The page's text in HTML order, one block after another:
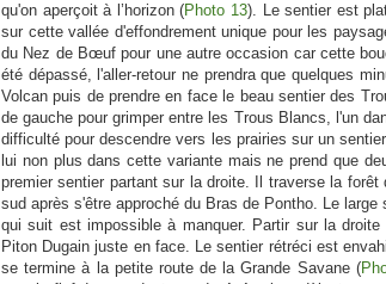
qu'on aperçoit à l’horizon (Photo 13). Le sentier est
sur cette vallée d'effondrement unique pour les
du Nez de Bœuf pour une autre occasion car cette
été dépassé, l'aller-retour ne prendra que quelques
Volcan puis de prendre en face le beau sentier des
de gauche pour grimper entre les Trous Blancs, l'un
difficulté pour descendre vers les prairies sur un
lui non plus dans cette variante mais ne prend que
premier sentier partant sur la droite. Il traverse la
sud après s'être approché du Bras de Pontho. Le
qui suit est impossible à manquer. Partir sur la
Piton Dugain juste en face. Le sentier rétréci est
se termine à la petite route de la Grande Savane (